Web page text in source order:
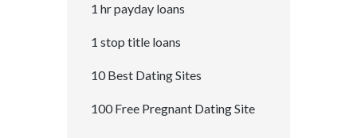
1 hr payday loans
1 stop title loans
10 Best Dating Sites
100 Free Pregnant Dating Site